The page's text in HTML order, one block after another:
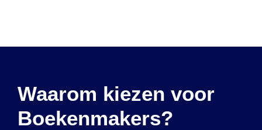
Waarom kiezen voor
Boekenmakers?